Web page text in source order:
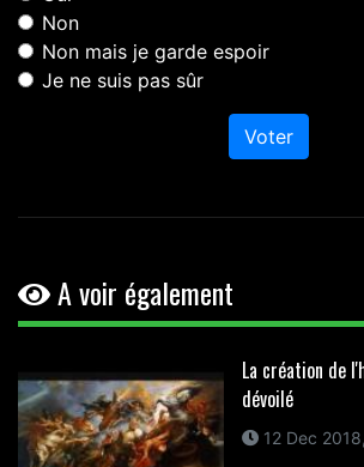
Non
Non mais je garde espoir
Je ne suis pas sûr
Voter
A voir également
La création de
dévoilé
12 Dec